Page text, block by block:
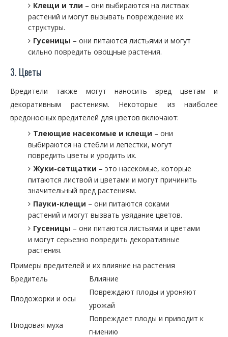
Клещи и тли – они выбираются на листвах
растений и могут вызывать повреждение их
структуры.
Гусеницы – они питаются листьями и могут
сильно повредить овощные растения.
3. Цветы
Вредители также могут наносить вред цветам и
декоративным растениям. Некоторые из наиболее
вредоносных вредителей для цветов включают:
Тлеющие насекомые и клещи – они
выбираются на стебли и лепестки, могут
повредить цветы и уродить их.
Жуки-сетщатки – это насекомые, которые
питаются листвой и цветами и могут причинить
значительный вред растениям.
Пауки-клещи – они питаются соками
растений и могут вызвать увядание цветов.
Гусеницы – они питаются листьями и цветами
и могут серьезно повредить декоративные
растения.
Примеры вредителей и их влияние на растения
Вредитель
Влияние
Плодожорки и осы
Повреждают плоды и уроняют
урожай
Плодовая муха
Повреждает плоды и приводит к
гниению